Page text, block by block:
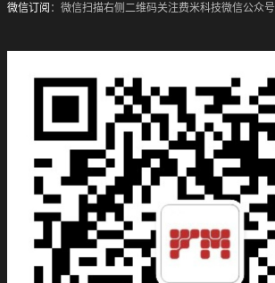
微信订阅 ：微信扫描右侧二维码关注费米科技微信公众号